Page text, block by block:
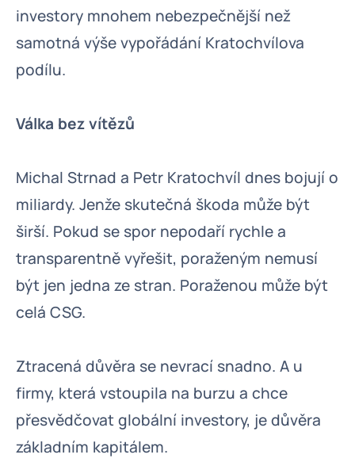
investory mnohem nebezpečnější než
samotná výše vypořádání Kratochvílova
podílu.
Válka bez vítězů
Michal Strnad a Petr Kratochvíl dnes bojují o
miliardy. Jenže skutečná škoda může být
širší. Pokud se spor nepodaří rychle a
transparentně vyřešit, poraženým nemusí
být jen jedna ze stran. Poraženou může být
celá CSG.
Ztracená důvěra se nevrací snadno. A u
firmy, která vstoupila na burzu a chce
přesvědčovat globální investory, je důvěra
základním kapitálem.